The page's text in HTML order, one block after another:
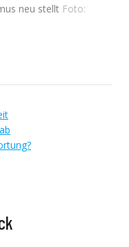
neu stellt Foto: